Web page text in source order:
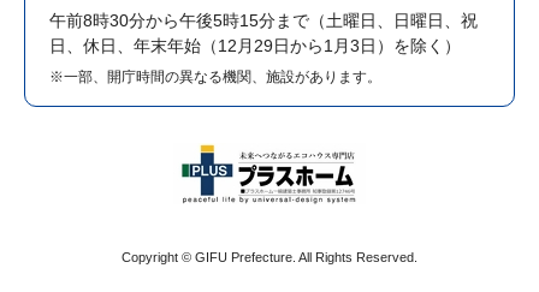
午前8時30分から午後5時15分まで （土曜日、日曜日、祝
日、休日、年末年始（12月29日から1月3日）を除く）
※一部、開庁時間の異なる機関、施設があります。
Copyright © GIFU Prefecture. All Rights Reserved.